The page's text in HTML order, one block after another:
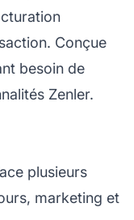
Conçue
besoin de
Zenler.
plusieurs
marketing et